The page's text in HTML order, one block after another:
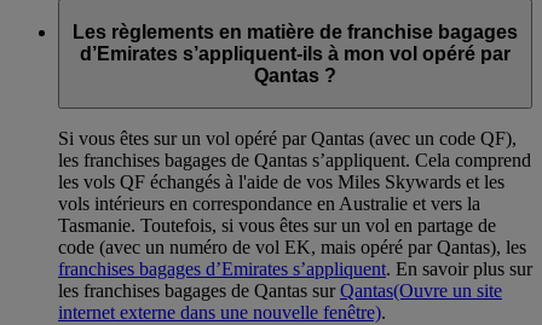
Les règlements en matière de franchise bagages
d’Emirates s’appliquent-ils à mon vol opéré par
Qantas ?
Si vous êtes sur un vol opéré par Qantas (avec un code QF),
les franchises bagages de Qantas s’appliquent. Cela comprend
les vols QF échangés à l'aide de vos Miles Skywards et les
vols intérieurs en correspondance en Australie et vers la
Tasmanie. Toutefois, si vous êtes sur un vol en partage de
code (avec un numéro de vol EK, mais opéré par Qantas), les
franchises bagages d’Emirates s’appliquent. En savoir plus sur
les franchises bagages de Qantas surQantas(Ouvre un site
internet externe dans une nouvelle fenêtre).